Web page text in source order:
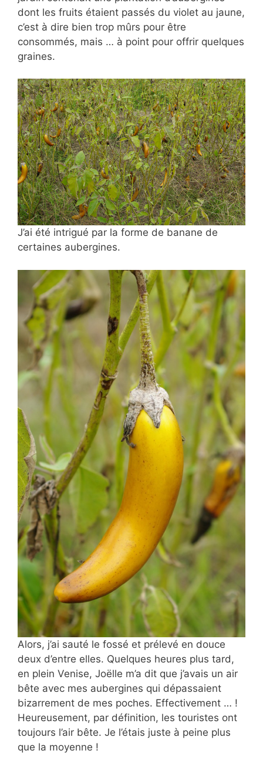
dont les fruits étaient passés du violet au jaune,
c’est à dire bien trop mûrs pour être
consommés, mais … à point pour offrir quelques
graines.
J’ai été intrigué par la forme de banane de
certaines aubergines.
Alors, j’ai sauté le fossé et prélevé en douce
deux d’entre elles. Quelques heures plus tard,
en plein Venise, Joëlle m’a dit que j’avais un air
bête avec mes aubergines qui dépassaient
bizarrement de mes poches. Effectivement … !
Heureusement, par définition, les touristes ont
toujours l’air bête. Je l’étais juste à peine plus
que la moyenne !